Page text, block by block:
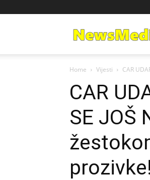
Home Vijesti CAR
CAR
SE JOŠ
prozivke!